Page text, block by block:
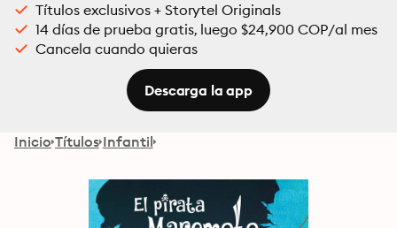
Títulos exclusivos + Storytel Originals
14 días de prueba gratis, luego $24,900 COP/al mes
Cancela cuando quieras
Descarga la app
Inicio Títulos Infantil